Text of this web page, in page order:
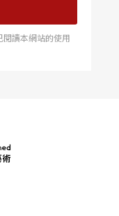
，不止教他練
生的基礎資
了一次震撼教
讀本網站的使用